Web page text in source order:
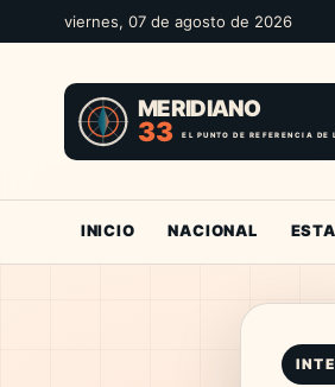
viernes, 07 de agosto de 2026
INICIO NACIONAL